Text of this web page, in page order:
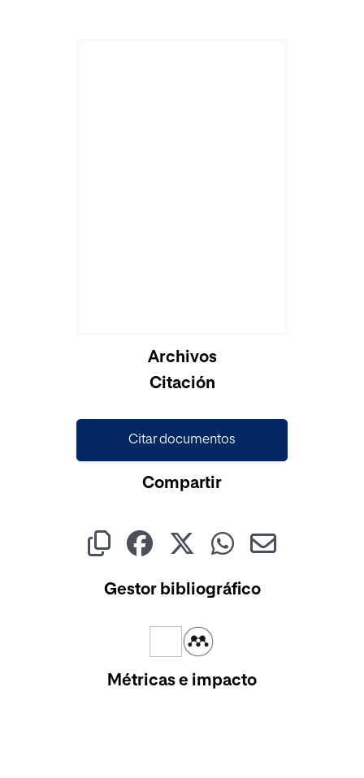
Archivos
Citación
Citar documentos
Compartir
Gestor bibliográfico
Métricas e impacto